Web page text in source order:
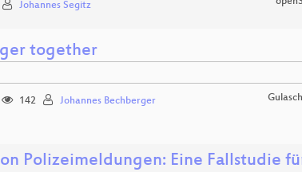
Johannes Segitz
together
142 Johannes Bechberger
Polizeimeldungen: Eine Fallstudie